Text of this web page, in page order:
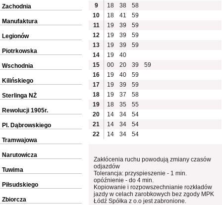
9
18 38
58
10
18 41
59
11
19 39
59
12
19 39
59
13
19 39
59
14
19
40
15
00 20 39
59
16
19 40
59
17
19 39
59
18
19 37
58
19
18 35
55
20
14 34
54
21
14 34
54
22
14 34 54
Zakłócenia ruchu powodują zmiany czasów
odjazdów
Tolerancja: przyspieszenie - 1 min.
opóźnienie - do 4 min.
Kopiowanie i rozpowszechnianie rozkładów
jazdy w celach zarobkowych bez zgody MPK
Łódź Spółka z o.o jest zabronione.
Zachodnia
Manufaktura
Legionów
Piotrkowska
Wschodnia
Kilińskiego
Sterlinga NŻ
Rewolucji 1905r.
Pl. Dąbrowskiego
Tramwajowa
Narutowicza
Tuwima
Piłsudskiego
Zbiorcza